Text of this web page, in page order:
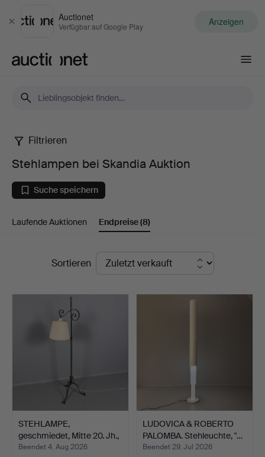
Schließen
Auctionet
Verfügbar auf Google Play Anzeigen
Stehlampen
bei
Skandia
Auktion
Filtrieren
Stehlampen bei Skandia Auktion
Suche speichern
Laufende Auktionen Endpreise(8)
EndpreiseSortieren
STEHLAMPE,
geschmiedet, Mitte 20. Jh.,
grü…
Beendet 4. Aug 2026
LUDOVICA & ROBERTO
PALOMBA. Stehleuchte, "…
Beendet 29. Jul 2026